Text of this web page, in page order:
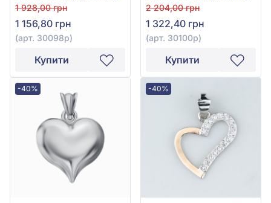
1 928,00 грн
1 156,80 грн
(арт. 30098р)
Купити
2 204,00 грн
1 322,40 грн
(арт. 30100р)
Купити
-40% -40%